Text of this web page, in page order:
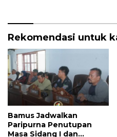
Rekomendasi untuk
Bamus Jadwalkan
Paripurna Penutupan
Masa Sidang I dan